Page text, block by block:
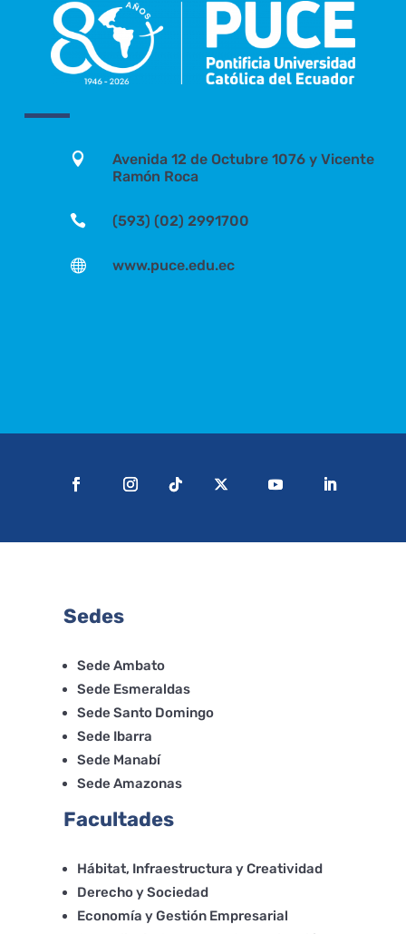

Avenida 12 de Octubre 1076 y Vicente
Ramón Roca
 (593) (02) 2991700
 www.puce.edu.ec
Sedes
Sede Ambato
Sede Esmeraldas
Sede Santo Domingo
Sede Ibarra
Sede Manabí
Sede Amazonas
Facultades
Hábitat, Infraestructura y Creatividad
Derecho y Sociedad
Economía y Gestión Empresarial